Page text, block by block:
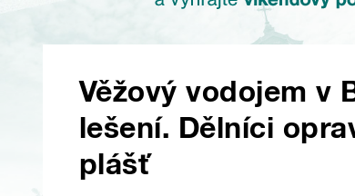
Věžový vodojem v
lešení. Dělníci
plášť